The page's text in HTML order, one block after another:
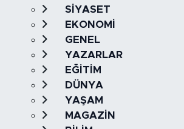
SİYASET
EKONOMİ
GENEL
YAZARLAR
EĞİTİM
DÜNYA
YAŞAM
MAGAZİN